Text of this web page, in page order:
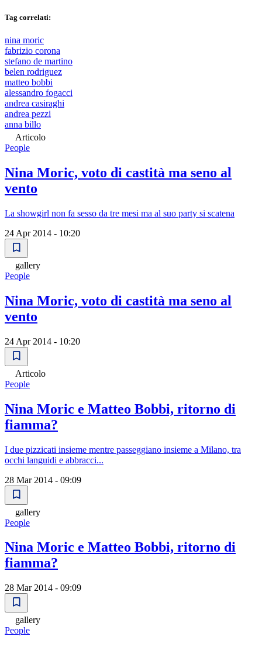
Tag correlati:
nina moric
fabrizio corona
stefano de martino
belen rodriguez
matteo bobbi
alessandro fogacci
andrea casiraghi
andrea pezzi
anna billo
Articolo
People
Nina Moric, voto di castità ma seno al
vento
La showgirl non fa sesso da tre mesi ma al suo party si scatena
24 Apr 2014 - 10:20
gallery
People
Nina Moric, voto di castità ma seno al
vento
24 Apr 2014 - 10:20
Articolo
People
Nina Moric e Matteo Bobbi, ritorno di
fiamma?
I due pizzicati insieme mentre passeggiano insieme a Milano, tra
occhi languidi e abbracci...
28 Mar 2014 - 09:09
gallery
People
Nina Moric e Matteo Bobbi, ritorno di
fiamma?
28 Mar 2014 - 09:09
gallery
People